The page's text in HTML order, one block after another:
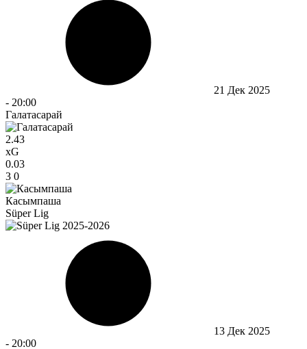
21 Дек 2025
- 20:00
Галатасарай
2.43
xG
0.03
3 0
Касымпаша
Süper Lig
13 Дек 2025
- 20:00